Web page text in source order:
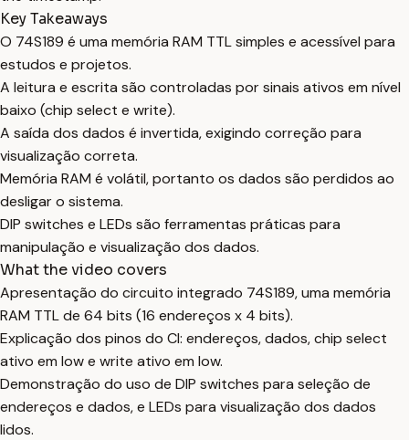
Key Takeaways
O 74S189 é uma memória RAM TTL simples e acessível para
estudos e projetos.
A leitura e escrita são controladas por sinais ativos em nível
baixo (chip select e write).
A saída dos dados é invertida, exigindo correção para
visualização correta.
Memória RAM é volátil, portanto os dados são perdidos ao
desligar o sistema.
DIP switches e LEDs são ferramentas práticas para
manipulação e visualização dos dados.
What the video covers
Apresentação do circuito integrado 74S189, uma memória
RAM TTL de 64 bits (16 endereços x 4 bits).
Explicação dos pinos do CI: endereços, dados, chip select
ativo em low e write ativo em low.
Demonstração do uso de DIP switches para seleção de
endereços e dados, e LEDs para visualização dos dados
lidos.